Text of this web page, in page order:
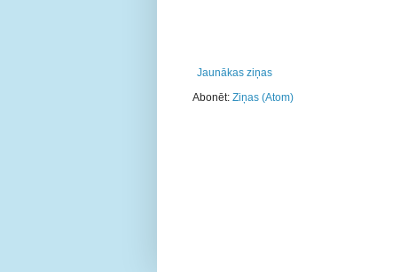
Jaunākas ziņas
Abonēt: Ziņas (Atom)